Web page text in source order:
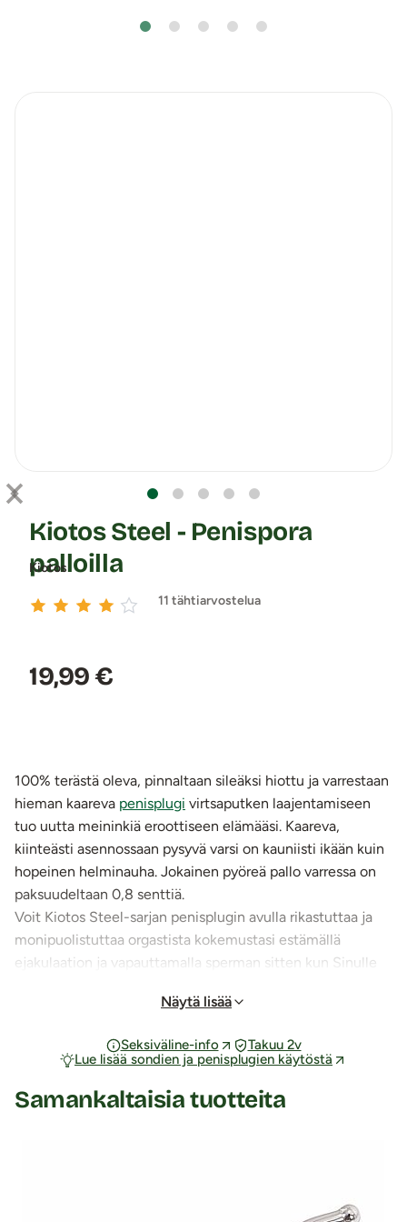
Kiotos
Kiotos Steel - Penispora
palloilla
11 tähtiarvostelua
Hinta:
19,99 €
100% terästä oleva, pinnaltaan sileäksi hiottu ja varrestaan
hieman kaareva penisplugi virtsaputken laajentamiseen
tuo uutta meininkiä eroottiseen elämääsi. Kaareva,
kiinteästi asennossaan pysyvä varsi on kauniisti ikään kuin
hopeinen helminauha. Jokainen pyöreä pallo varressa on
paksuudeltaan 0,8 senttiä.
Voit Kiotos Steel-sarjan penisplugin avulla rikastuttaa ja
monipuolistuttaa orgastista kokemustasi estämällä
ejakulaation ja vapauttamalla sperman sitten kun Sinulle
jolloin stimulaatiokokemus on täysin erilainen. Vesitiivis.
huolehdittava erityisen tarkasti sekä tuotteen että
puuduttavia liukuvoiteita.
Näytä lisää
Seksiväline-info
Takuu 2v
Lue lisää sondien ja penisplugien käytöstä
Samankaltaisia tuotteita